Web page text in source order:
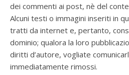
dei commenti ai post, nè del
Alcuni testi o immagini inseriti in
tratti da internet e, pertanto,
dominio; qualora la loro
diritti d’autore, vogliate
immediatamente rimossi.